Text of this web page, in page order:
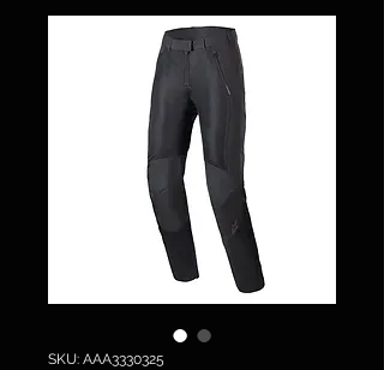
SKU: AAA3330325